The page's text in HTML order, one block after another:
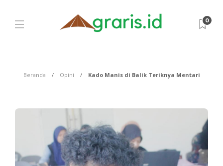
0
Beranda Opini Kado Manis di Balik Teriknya Mentari